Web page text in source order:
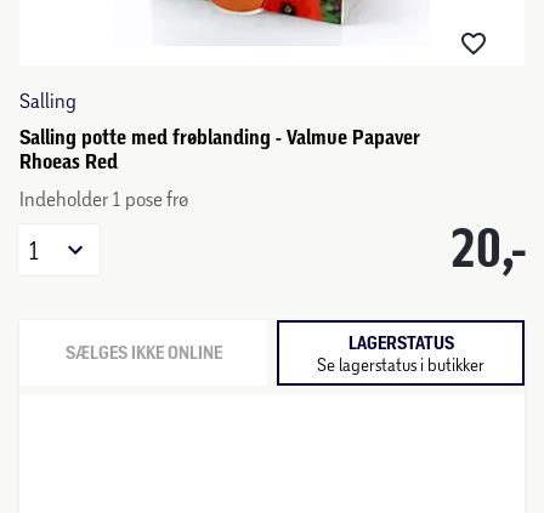
Salling
Salling potte med frøblanding - Valmue Papaver
Rhoeas Red
Indeholder 1 pose frø
20,-
1
SÆLGES IKKE ONLINE LAGERSTATUS
Se lagerstatus i butikker